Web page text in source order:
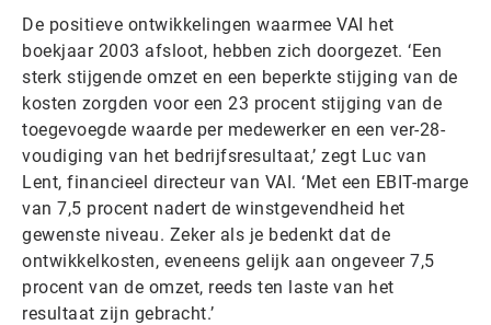
De positieve ontwikkelingen waarmee VAI het
boekjaar 2003 afsloot, hebben zich doorgezet. ‘Een
sterk stijgende omzet en een beperkte stijging van de
kosten zorgden voor een 23 procent stijging van de
toegevoegde waarde per medewerker en een ver-28-
voudiging van het bedrijfsresultaat,’ zegt Luc van
Lent, financieel directeur van VAI. ‘Met een EBIT-marge
van 7,5 procent nadert de winstgevendheid het
gewenste niveau. Zeker als je bedenkt dat de
ontwikkelkosten, eveneens gelijk aan ongeveer 7,5
procent van de omzet, reeds ten laste van het
resultaat zijn gebracht.’